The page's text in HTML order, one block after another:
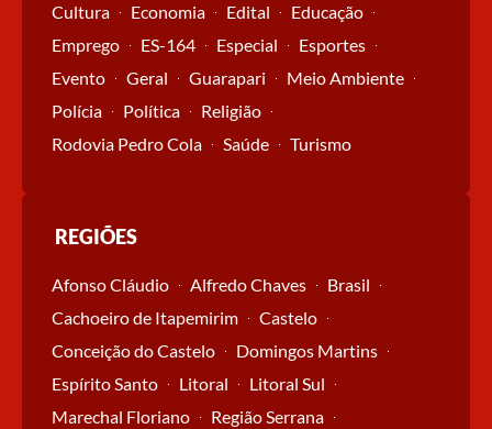
Cultura
Economia Edital
Educação
Emprego
ES-164 Especial
Esportes
Evento
Geral Guarapari
Meio Ambiente
Polícia
Política
Religião
Rodovia Pedro Cola
Saúde Turismo
REGIÕES
Afonso Cláudio Alfredo Chaves
Brasil
Cachoeiro de Itapemirim
Castelo
Conceição do Castelo
Domingos Martins
Espírito Santo
Litoral
Litoral Sul
Marechal Floriano
Região Serrana